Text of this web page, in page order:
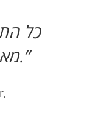
כל
מאובטחת כברירת מחדל.